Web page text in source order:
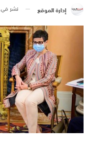
إدارة الموقع نشر في